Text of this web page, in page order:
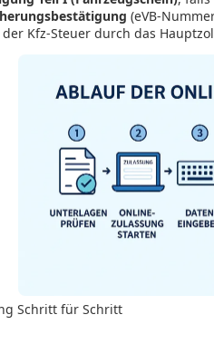
(eVB-
Kfz-Steuer durch das
Schritt für Schritt